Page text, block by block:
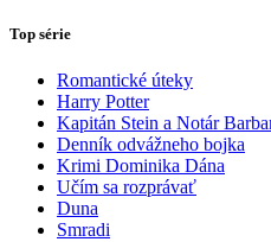
Top série
Romantické úteky
Harry Potter
Kapitán Stein a Notár
Denník odvážneho bojka
Krimi Dominika Dána
Učím sa rozprávať
Duna
Smradi